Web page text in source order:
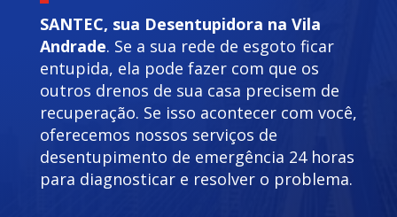
SANTEC, sua Desentupidora na Vila
Andrade. Se a sua rede de esgoto ficar
entupida, ela pode fazer com que os
outros drenos de sua casa precisem de
recuperação. Se isso acontecer com você,
oferecemos nossos serviços de
desentupimento de emergência 24 horas
para diagnosticar e resolver o problema.